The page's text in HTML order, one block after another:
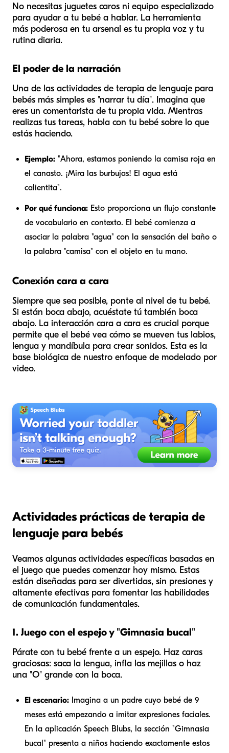
No necesitas juguetes caros ni equipo especializado
para ayudar a tu bebé a hablar. La herramienta
más poderosa en tu arsenal es tu propia voz y tu
rutina diaria.
El poder de la narración
Una de las actividades de terapia de lenguaje para
bebés más simples es "narrar tu día". Imagina que
eres un comentarista de tu propia vida. Mientras
realizas tus tareas, habla con tu bebé sobre lo que
estás haciendo.
Ejemplo: "Ahora, estamos poniendo la camisa roja en
el canasto. ¡Mira las burbujas! El agua está
calientita".
Por qué funciona: Esto proporciona un flujo constante
de vocabulario en contexto. El bebé comienza a
asociar la palabra "agua" con la sensación del baño o
la palabra "camisa" con el objeto en tu mano.
Conexión cara a cara
Siempre que sea posible, ponte al nivel de tu bebé.
Si están boca abajo, acuéstate tú también boca
abajo. La interacción cara a cara es crucial porque
permite que el bebé vea cómo se mueven tus labios,
lengua y mandíbula para crear sonidos. Esta es la
base biológica de nuestro enfoque de modelado por
video.
Actividades prácticas de terapia de
lenguaje para bebés
Veamos algunas actividades específicas basadas en
el juego que puedes comenzar hoy mismo. Estas
están diseñadas para ser divertidas, sin presiones y
altamente efectivas para fomentar las habilidades
de comunicación fundamentales.
1. Juego con el espejo y "Gimnasia bucal"
Párate con tu bebé frente a un espejo. Haz caras
graciosas: saca la lengua, infla las mejillas o haz
una "O" grande con la boca.
El escenario: Imagina a un padre cuyo bebé de 9
meses está empezando a imitar expresiones faciales.
En la aplicación Speech Blubs, la sección "Gimnasia
bucal" presenta a niños haciendo exactamente estos